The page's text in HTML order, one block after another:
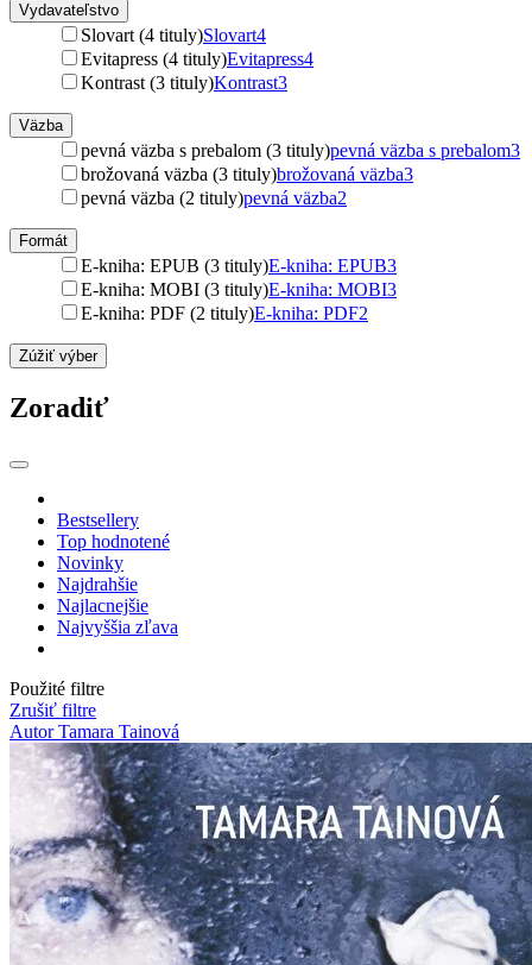
Vydavateľstvo
Slovart (4 tituly)Slovart4
Evitapress (4 tituly)Evitapress4
Kontrast (3 tituly)Kontrast3
Väzba
pevná väzba s prebalom (3 tituly)pevná väzba s prebalom3
brožovaná väzba (3 tituly)brožovaná väzba3
pevná väzba (2 tituly)pevná väzba2
Formát
E-kniha: EPUB (3 tituly)E-kniha: EPUB3
E-kniha: MOBI (3 tituly)E-kniha: MOBI3
E-kniha: PDF (2 tituly)E-kniha: PDF2
Zúžiť výber
Zoradiť
Bestsellery
Top hodnotené
Novinky
Najdrahšie
Najlacnejšie
Najvyššia zľava
Použité filtre
Zrušiť filtre
Autor Tamara Tainová